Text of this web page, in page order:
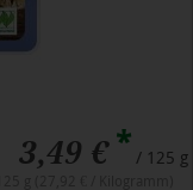
3,49 €* / 125 g